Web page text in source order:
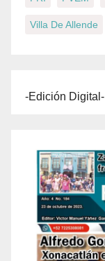
Villa De Allende
-Edición Digital-